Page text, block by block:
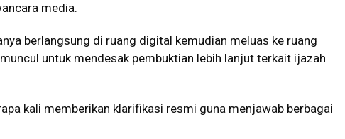
media.
berlangsung di ruang digital kemudian meluas ke ruang
untuk mendesak pembuktian lebih lanjut terkait ijazah
kali memberikan klarifikasi resmi guna menjawab berbagai